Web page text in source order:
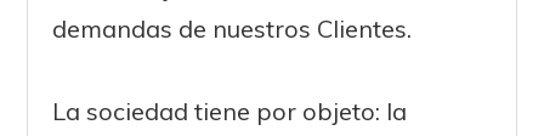
demandas de nuestros Clientes.
La sociedad tiene por objeto: la